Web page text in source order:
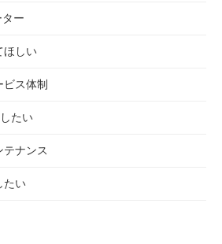
ー
ほしい
ス体制
たい
テナンス
たい